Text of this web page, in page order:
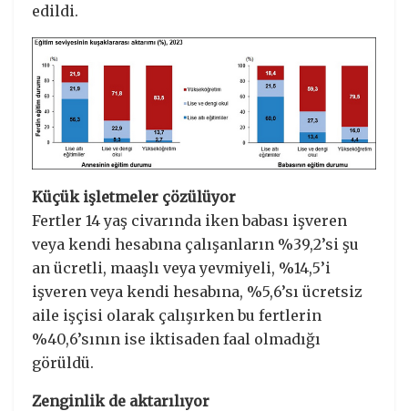
edildi.
Küçük işletmeler çözülüyor
Fertler 14 yaş civarında iken babası işveren
veya kendi hesabına çalışanların %39,2’si şu
an ücretli, maaşlı veya yevmiyeli, %14,5’i
işveren veya kendi hesabına, %5,6’sı ücretsiz
aile işçisi olarak çalışırken bu fertlerin
%40,6’sının ise iktisaden faal olmadığı
görüldü.
Zenginlik de aktarılıyor